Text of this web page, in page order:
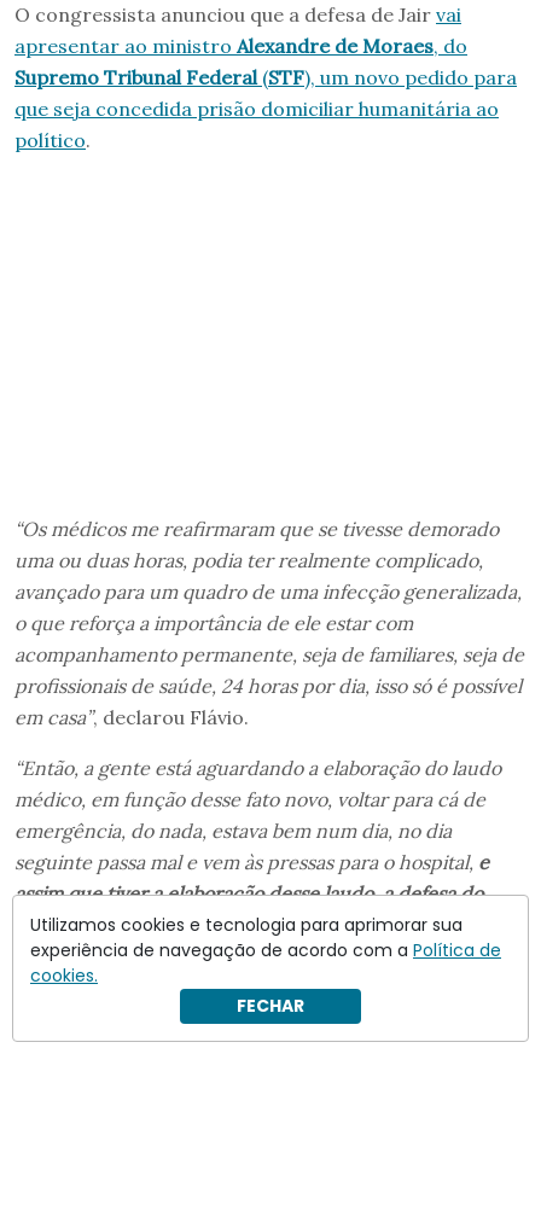
O congressista anunciou que a defesa de Jair vai
apresentar ao ministro Alexandre de Moraes, do
Supremo Tribunal Federal (STF), um novo pedido para
que seja concedida prisão domiciliar humanitária ao
político.
“Os médicos me reafirmaram que se tivesse demorado
uma ou duas horas, podia ter realmente complicado,
avançado para um quadro de uma infecção generalizada,
o que reforça a importância de ele estar com
acompanhamento permanente, seja de familiares, seja de
profissionais de saúde, 24 horas por dia, isso só é possível
em casa”, declarou Flávio.
“Então, a gente está aguardando a elaboração do laudo
médico, em função desse fato novo, voltar para cá de
emergência, do nada, estava bem num dia, no dia
seguinte passa mal e vem às pressas para o hospital, e
assim que tiver a elaboração desse laudo, a defesa do
presidente vai mais uma vez requerer a domiciliar
humanitária para ele“.
Utilizamos cookies e tecnologia para aprimorar sua
experiência de navegação de acordo com a Política de
cookies.
FECHAR